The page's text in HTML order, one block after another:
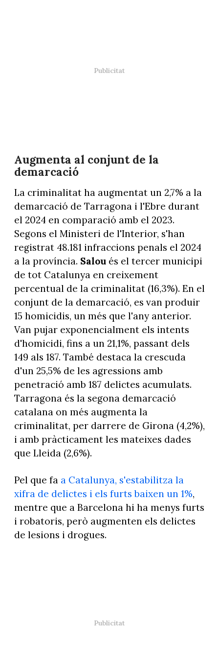
Augmenta al conjunt de la
demarcació
La criminalitat ha augmentat un 2,7% a la
demarcació de Tarragona i l'Ebre durant
el 2024 en comparació amb el 2023.
Segons el Ministeri de l'Interior, s'han
registrat 48.181 infraccions penals el 2024
a la província. Saloués el tercer municipi
de tot Catalunya en creixement
percentual de la criminalitat (16,3%). En el
conjunt de la demarcació, es van produir
15 homicidis, un més que l'any anterior.
Van pujar exponencialment els intents
d'homicidi, fins a un 21,1%, passant dels
149 als 187. També destaca la crescuda
d'un 25,5% de les agressions amb
penetració amb 187 delictes acumulats.
Tarragona és la segona demarcació
catalana on més augmenta la
criminalitat, per darrere de Girona (4,2%),
i amb pràcticament les mateixes dades
que Lleida (2,6%).
Pel que fa a Catalunya, s'estabilitza la
xifra de delictes i els furts baixen un 1%,
mentre que a Barcelona hi ha menys furts
i robatoris, però augmenten els delictes
de lesions i drogues.